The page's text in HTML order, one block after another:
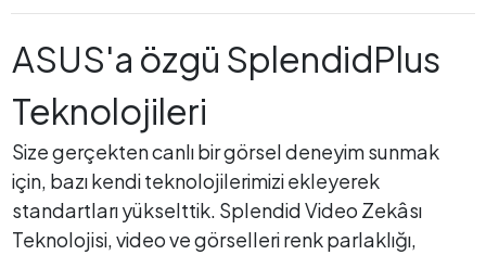
ASUS'a özgü SplendidPlus
Teknolojileri
Size gerçekten canlı bir görsel deneyim sunmak
için, bazı kendi teknolojilerimizi ekleyerek
standartları yükselttik. Splendid Video Zekâsı
Teknolojisi, video ve görselleri renk parlaklığı,